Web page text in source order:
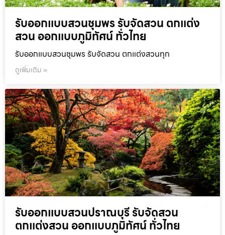
รับออกแบบสวนชุมพร รับจัดสวน ตกแต่ง
สวน ออกแบบภูมิทัศน์ ทั่วไทย
รับออกแบบสวนชุมพร รับจัดสวน ตกแต่งสวนทุก
ดูเพิ่มเติม »
รับออกแบบสวนปราณบุรี รับจัดสวน
ตกแต่งสวน ออกแบบภูมิทัศน์ ทั่วไทย